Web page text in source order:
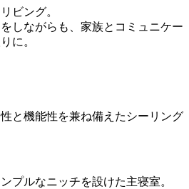
ビング。
しながらも、家族とコミュニケー
に。
と機能性を兼ね備えたシーリング
プルなニッチを設けた主寝室。